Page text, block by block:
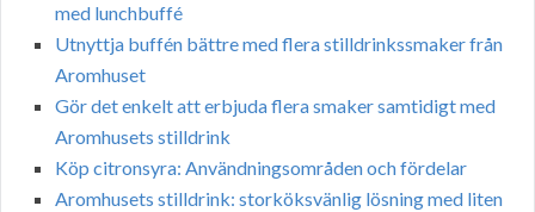
med lunchbuffé
Utnyttja buffén bättre med flera stilldrinkssmaker från
Aromhuset
Gör det enkelt att erbjuda flera smaker samtidigt med
Aromhusets stilldrink
Köp citronsyra: Användningsområden och fördelar
Aromhusets stilldrink: storköksvänlig lösning med liten